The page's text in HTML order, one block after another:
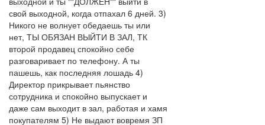
свой выходной, когда отпахал 6 дней. 3)
Никого не волнует обедаешь ты или
нет, ТЫ ОБЯЗАН ВЫЙТИ В ЗАЛ, ТК
второй продавец спокойно себе
разговаривает по телефону. А ты
пашешь, как последняя лошадь 4)
Директор прикрывает пьянство
сотрудника и спокойно выпускает и
даже сам выходит в зал, работая и хамя
покупателям 5) Не выдают вовремя ЗП